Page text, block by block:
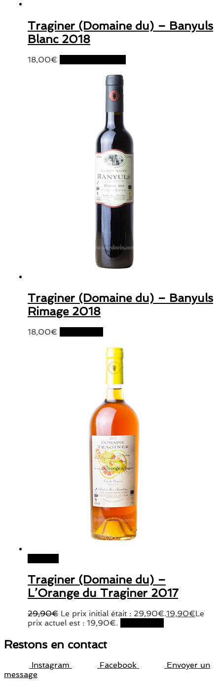
Traginer (Domaine du) – Banyuls
Blanc 2018
18,00€
Traginer (Domaine du) – Banyuls
Rimage 2018
18,00€
Traginer (Domaine du) –
L’Orange du Traginer 2017
29,90€ Le prix initial était : 29,90€.19,90€Le
prix actuel est : 19,90€.
Restons en contact
Instagram Facebook
Envoyer un
message